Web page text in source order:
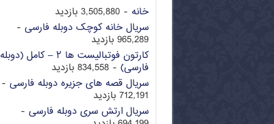
خانه - 3,505,880 بازدید
سریال خانه کوچک دوبله فارسی -
965,289 بازدید
کارتون فوتبالیست ها ۲ – کامل (دوبله
فارسی) - 834,558 بازدید
سریال قصه های جزیره دوبله فارسی -
712,191 بازدید
سریال ارتش سری دوبله فارسی -